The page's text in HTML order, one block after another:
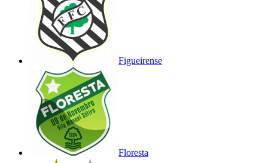
Figueirense
Floresta